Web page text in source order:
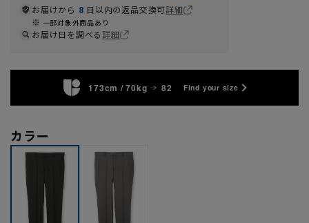
お届けから 8 日以内の返品交換可詳細
一部対象外商品あり
お届け日を調べる詳細
173cm / 70kg 82 Find your size
カラー